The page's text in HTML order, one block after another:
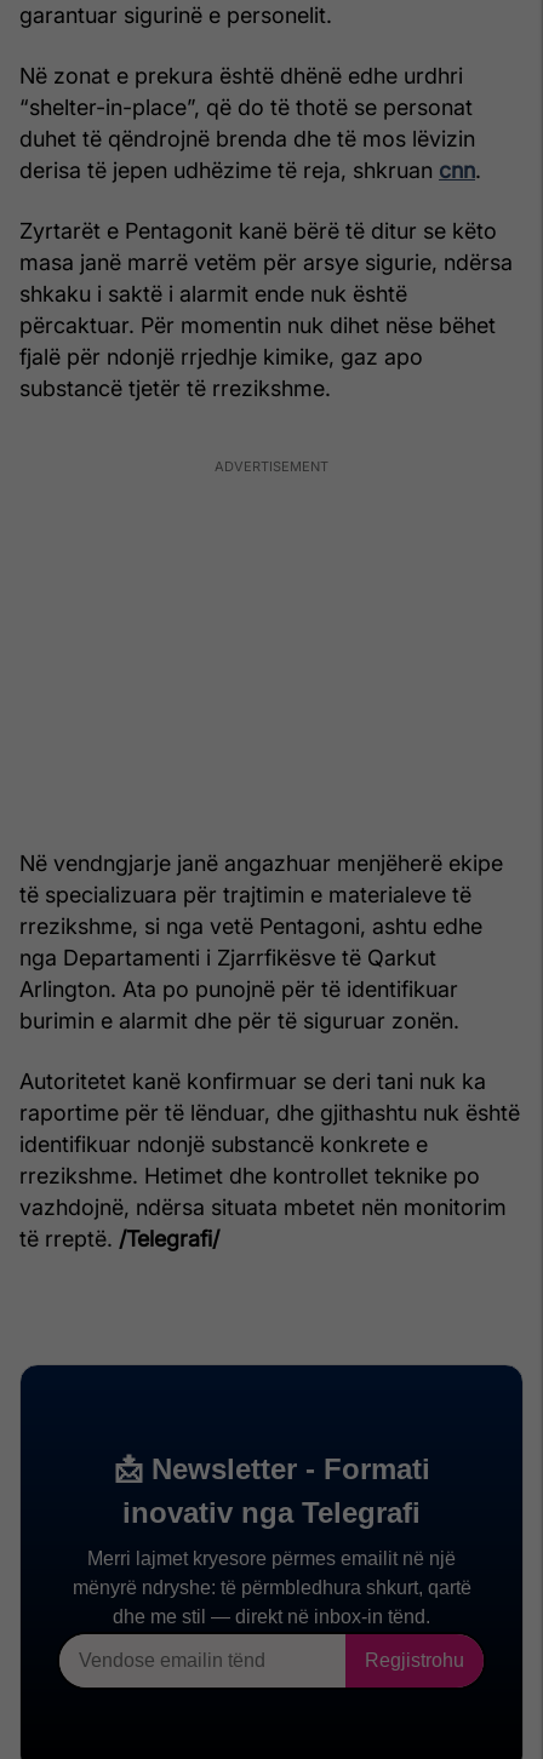
garantuar sigurinë e personelit.
Në zonat e prekura është dhënë edhe urdhri
“shelter-in-place”, që do të thotë se personat
duhet të qëndrojnë brenda dhe të mos lëvizin
derisa të jepen udhëzime të reja, shkruan cnn.
Zyrtarët e Pentagonit kanë bërë të ditur se këto
masa janë marrë vetëm për arsye sigurie, ndërsa
shkaku i saktë i alarmit ende nuk është
përcaktuar. Për momentin nuk dihet nëse bëhet
fjalë për ndonjë rrjedhje kimike, gaz apo
substancë tjetër të rrezikshme.
Në vendngjarje janë angazhuar menjëherë ekipe
të specializuara për trajtimin e materialeve të
rrezikshme, si nga vetë Pentagoni, ashtu edhe
nga Departamenti i Zjarrfikësve të Qarkut
Arlington. Ata po punojnë për të identifikuar
burimin e alarmit dhe për të siguruar zonën.
Autoritetet kanë konfirmuar se deri tani nuk ka
raportime për të lënduar, dhe gjithashtu nuk është
identifikuar ndonjë substancë konkrete e
rrezikshme. Hetimet dhe kontrollet teknike po
vazhdojnë, ndërsa situata mbetet nën monitorim
të rreptë. /Telegrafi/